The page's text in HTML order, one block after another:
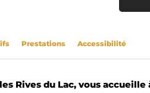
Prestations Accessibilité
Rives du Lac, vous